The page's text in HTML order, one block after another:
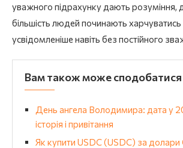
уважного підрахунку дають розуміння,
більшість людей починають
усвідомленіше навіть без постійного
Вам також може сподобатися
День ангела Володимира: дата у
історія і привітання
Як купити USDC (USDC) за